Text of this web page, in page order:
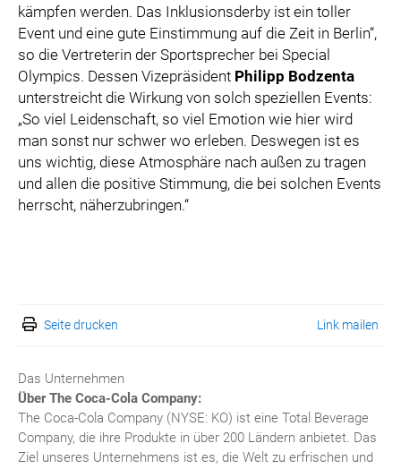
kämpfen werden. Das Inklusionsderby ist ein toller
Event und eine gute Einstimmung auf die Zeit in Berlin“,
so die Vertreterin der Sportsprecher bei Special
Olympics. Dessen Vizepräsident Philipp Bodzenta
unterstreicht die Wirkung von solch speziellen Events:
„So viel Leidenschaft, so viel Emotion wie hier wird
man sonst nur schwer wo erleben. Deswegen ist es
uns wichtig, diese Atmosphäre nach außen zu tragen
und allen die positive Stimmung, die bei solchen Events
herrscht, näherzubringen.“
Seite drucken Link mailen
Das Unternehmen
Über The Coca-Cola Company:
The Coca-Cola Company (NYSE: KO) ist eine Total Beverage
Company, die ihre Produkte in über 200 Ländern anbietet. Das
Ziel unseres Unternehmens ist es, die Welt zu erfrischen und